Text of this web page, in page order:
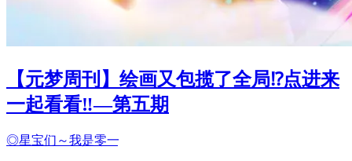
【元梦周刊】绘画又包揽了全局⁉️点进来
一起看看‼️—第五期
◎星宝们～我是零一